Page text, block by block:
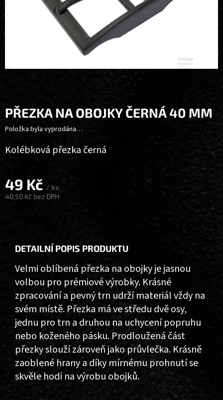
PŘEZKA NA OBOJKY ČERNÁ 40 MM
49 Kč / ks
40,50 Kč bez DPH
Položka byla vyprodána…
Kolébková přezka černá
DETAILNÍ POPIS PRODUKTU
Velmi oblíbená přezka na obojky je jasnou
volbou pro prémiové výrobky. Krásné
zpracování a pevný trn udrží materiál vždy na
svém místě. Přezka má ve středu dvě osy,
jednu pro trn a druhou na uchycení popruhu
nebo koženého pásku. Prodloužená část
přezky slouží zároveň jako průvlečka. Krásně
zaoblené hrany a díky mírnému prohnutí se
skvěle hodí na výrobu obojků.